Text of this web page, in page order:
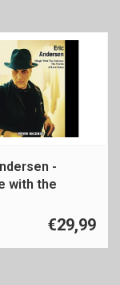
-
with the
€29,99